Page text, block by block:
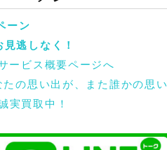
ーン
逃しなく！
の思い出が、また誰かの思い
実買取中！